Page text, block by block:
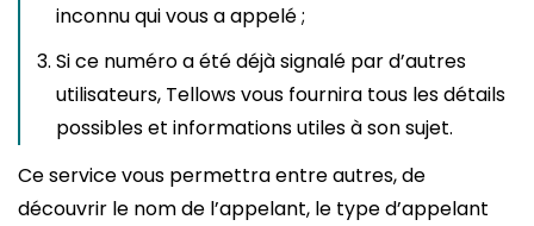
inconnu qui vous a appelé ;
Si ce numéro a été déjà signalé par d’autres
utilisateurs, Tellows vous fournira tous les détails
possibles et informations utiles à son sujet.
Ce service vous permettra entre autres, de
découvrir le nom de l’appelant, le type d’appelant